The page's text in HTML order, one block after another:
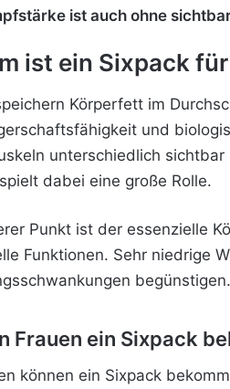
ist auch ohne
ist ein Sixpack
Körperfett im
und
unterschiedlich
dabei eine große Rolle.
Punkt ist der essenzielle
Funktionen. Sehr niedrige
Frauen ein Sixpack
können ein Sixpack